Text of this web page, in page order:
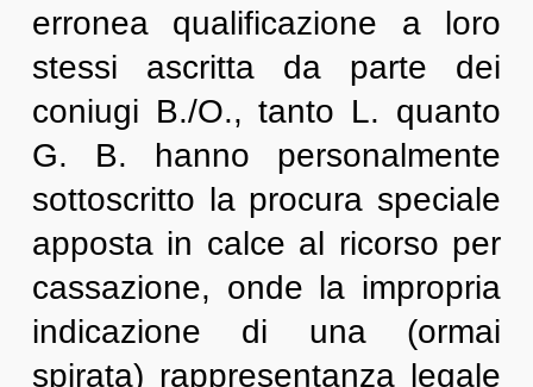
erronea qualificazione a loro
stessi ascritta da parte dei
coniugi B./O., tanto L. quanto
G. B. hanno personalmente
sottoscritto la procura speciale
apposta in calce al ricorso per
cassazione, onde la impropria
indicazione di una (ormai
spirata) rappresentanza legale